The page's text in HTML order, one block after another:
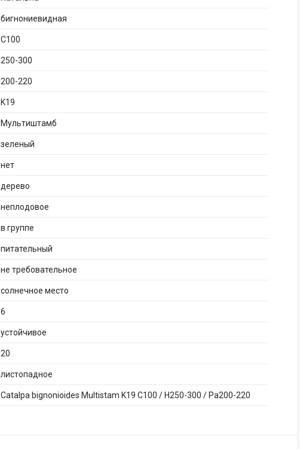
бигнониевидная
C100
250-300
200-220
K19
Мультиштамб
зеленый
нет
дерево
неплодовое
в группе
питательный
не требовательное
солнечное место
6
устойчивое
20
листопадное
Catalpa bignonioides Multistam K19 C100 / H250-300 / Pa200-220